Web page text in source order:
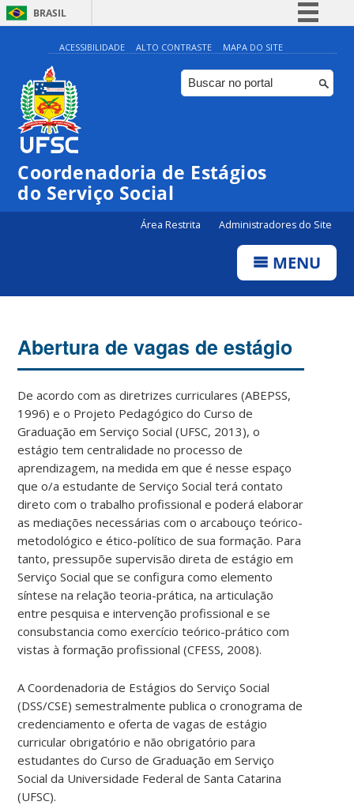
BRASIL
Simplifique!
Comunica BR
Participe
Canais
ACESSIBILIDADE ALTO CONTRASTE MAPA DO SITE
Coordenadoria de Estágios
do Serviço Social
Área Restrita Administradores do Site
MENU
Abertura de vagas de estágio
De acordo com as diretrizes curriculares (ABEPSS,
1996) e o Projeto Pedagógico do Curso de
Graduação em Serviço Social (UFSC, 2013), o
estágio tem centralidade no processo de
aprendizagem, na medida em que é nesse espaço
que o/a estudante de Serviço Social terá contato
direto com o trabalho profissional e poderá elaborar
as mediações necessárias com o arcabouço teórico-
metodológico e ético-político de sua formação. Para
tanto, pressupõe supervisão direta de estágio em
Serviço Social que se configura como elemento
síntese na relação teoria-prática, na articulação
entre pesquisa e intervenção profissional e se
consubstancia como exercício teórico-prático com
vistas à formação profissional (CFESS, 2008).
A Coordenadoria de Estágios do Serviço Social
(DSS/CSE) semestralmente publica o cronograma de
credenciamento e oferta de vagas de estágio
curricular obrigatório e não obrigatório para
estudantes do Curso de Graduação em Serviço
Social da Universidade Federal de Santa Catarina
(UFSC).